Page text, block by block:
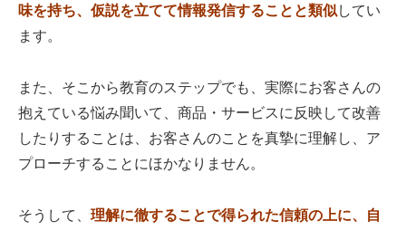
味を持ち、仮説を立てて情報発信することと類似してい
ます。
また、そこから教育のステップでも、実際にお客さんの
抱えている悩み聞いて、商品・サービスに反映して改善
したりすることは、お客さんのことを真摯に理解し、ア
プローチすることにほかなりません。
そうして、 理解に徹することで得られた信頼の上に、自